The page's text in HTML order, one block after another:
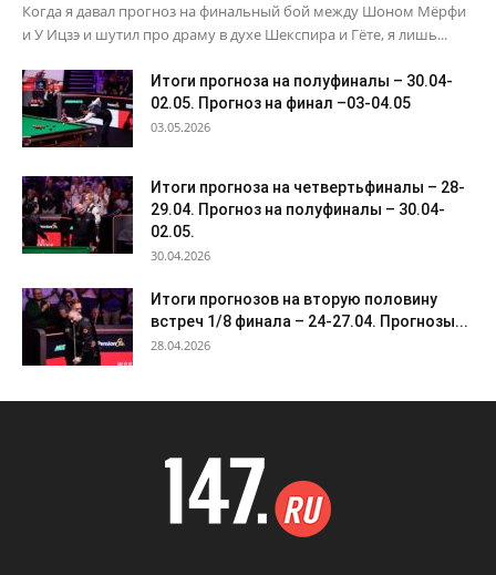
Когда я давал прогноз на финальный бой между Шоном Мёрфи
и У Ицзэ и шутил про драму в духе Шекспира и Гёте, я лишь...
Итоги прогноза на полуфиналы – 30.04-
02.05. Прогноз на финал –03-04.05
03.05.2026
Итоги прогноза на четвертьфиналы – 28-
29.04. Прогноз на полуфиналы – 30.04-
02.05.
30.04.2026
Итоги прогнозов на вторую половину
встреч 1/8 финала – 24-27.04. Прогнозы...
28.04.2026